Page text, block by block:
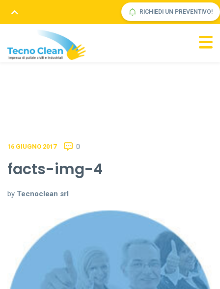
RICHIEDI UN PREVENTIVO!
16 GIUGNO 2017 0
facts-img-4
by Tecnoclean srl